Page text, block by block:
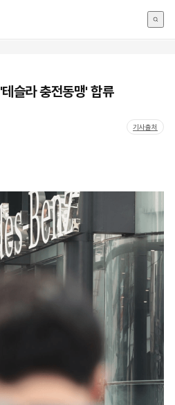
슬라 충전동맹' 합류
기사출처